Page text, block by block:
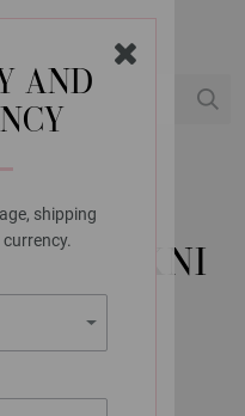
AND
shipping
JAKNI
9,0